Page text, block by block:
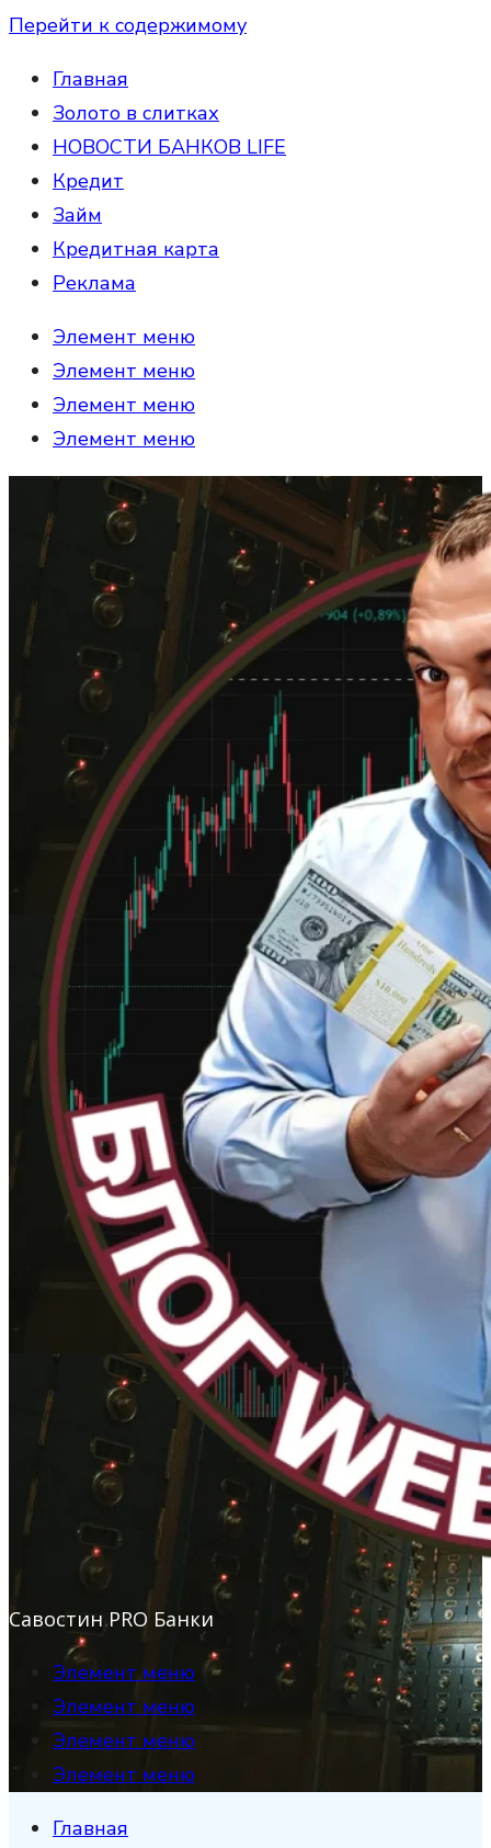
Перейти к содержимому
Главная
Золото в слитках
НОВОСТИ БАНКОВ LIFE
Кредит
Займ
Кредитная карта
Реклама
Элемент меню
Элемент меню
Элемент меню
Элемент меню
Савостин PRO Банки
Элемент меню
Элемент меню
Элемент меню
Элемент меню
Главная